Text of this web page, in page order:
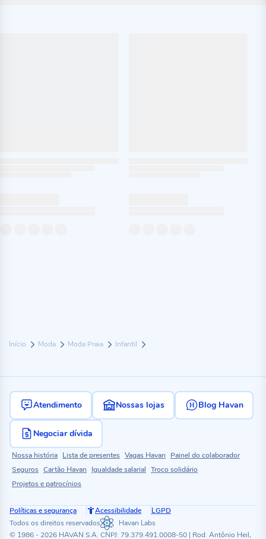
Início Moda Moda Praia Infantil
Atendimento Nossas lojas Blog Havan
Negociar dívida
Nossa história Lista de presentes Vagas Havan
Painel do colaborador
Seguros Cartão Havan Igualdade salarial Troco solidário
Projetos e patrocínios
Políticas e segurança Acessibilidade
LGPD
Todos os direitos reservados
Havan Labs
© 1986 - 2026 HAVAN S.A. CNPJ: 79.379.491.0008-50 | Rod. Antônio Heil,